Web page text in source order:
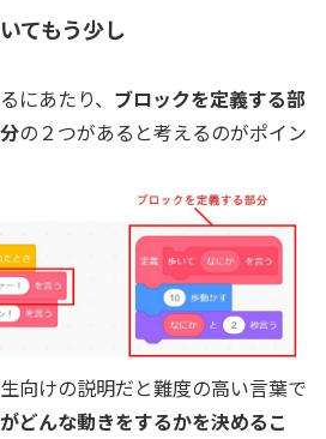
てもう少し
にあたり、 ブロックを定義する部
の２つがあると考えるのがポイン
向けの説明だと難度の高い言葉で
どんな動きをするかを決めるこ